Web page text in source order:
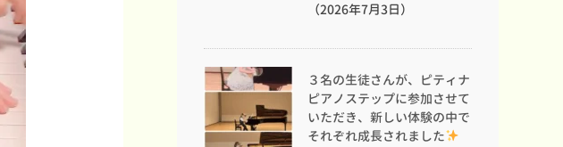
（2026年7月3日）
３名の生徒さんが、ピティナ
ピアノステップに参加させて
いただき、新しい体験の中で
それぞれ成長されました